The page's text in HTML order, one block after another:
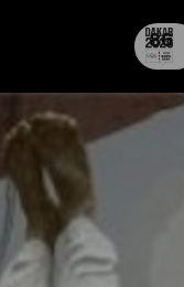
86
nap